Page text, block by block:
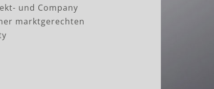
und Company
marktgerechten